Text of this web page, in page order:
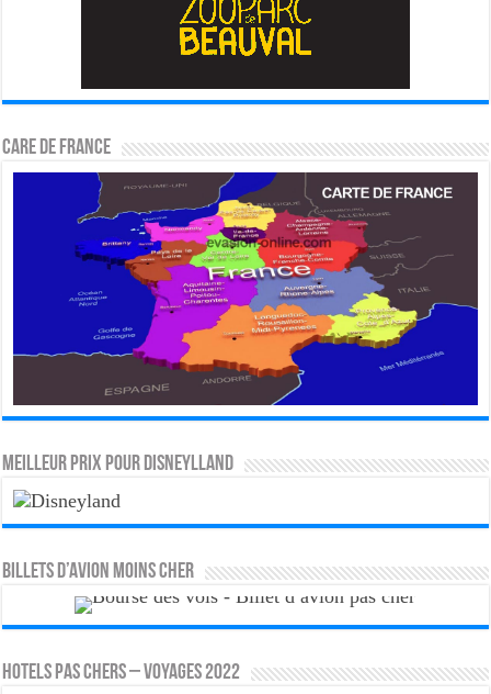
CARE DE FRANCE
MEILLEUR PRIX POUR DISNEYLLAND
Billets d’avion moins cher
HOTELS PAS CHERS – VOYAGES 2022